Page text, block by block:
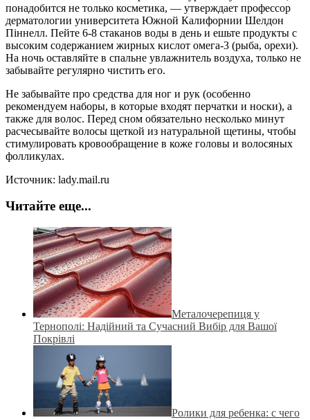
понадобится не только косметика, — утверждает профессор
дерматологии университета Южной Калифорнии Шелдон
Піннелл. Пейте 6-8 стаканов воды в день и ешьте продукты с
высоким содержанием жирных кислот омега-3 (рыба, орехи).
На ночь оставляйте в спальне увлажнитель воздуха, только не
забывайте регулярно чистить его.
Не забывайте про средства для ног и рук (особенно
рекомендуем наборы, в которые входят перчатки и носки), а
также для волос. Перед сном обязательно несколько минут
расчесывайте волосы щеткой из натуральной щетины, чтобы
стимулировать кровообращение в коже головы и волосяных
фолликулах.
Источник: lady.mail.ru
Читайте еще...
Металочерепиця у
Тернополі: Надійний та Сучасний Вибір для Вашої
Покрівлі
Ролики для ребенка: с чего